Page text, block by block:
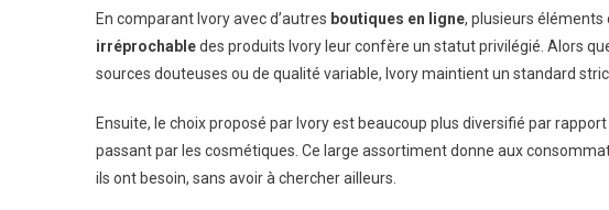
En comparant Ivory avec d’autres boutiques en ligne, plusieurs éléments
irréprochabledes produits Ivory leur confère un statut privilégié. Alors
sources douteuses ou de qualité variable, Ivory maintient un standard
Ensuite, le choix proposé par Ivory est beaucoup plus diversifié par
passant par les cosmétiques. Ce large assortiment donne aux
ils ont besoin, sans avoir à chercher ailleurs.